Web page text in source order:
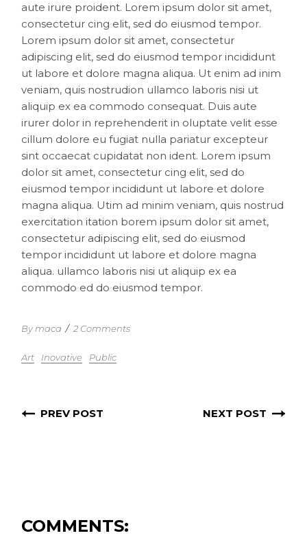
aute irure proident. Lorem ipsum dolor sit amet,
consectetur cing elit, sed do eiusmod tempor.
Lorem ipsum dolor sit amet, consectetur
adipiscing elit, sed do eiusmod tempor incididunt
ut labore et dolore magna aliqua. Ut enim ad inim
veniam, quis nostrudion ullamco laboris nisi ut
aliquip ex ea commodo consequat. Duis aute
irurer dolor in reprehenderit in oluptate velit esse
cillum dolore eu fugiat nulla pariatur excepteur
sint occaecat cupidatat non ident. Lorem ipsum
dolor sit amet, consectetur cing elit, sed do
eiusmod tempor incididunt ut labore et dolore
magna aliqua. Utim ad minim veniam, quis nostrud
exercitation itation borem ipsum dolor sit amet,
consectetur adipiscing elit, sed do eiusmod
tempor incididunt ut labore et dolore magna
aliqua. ullamco laboris nisi ut aliquip ex ea
commodo ed do eiusmod tempor.
By maca / 2 Comments
Art Inovative Public
PREV POST NEXT POST
COMMENTS: